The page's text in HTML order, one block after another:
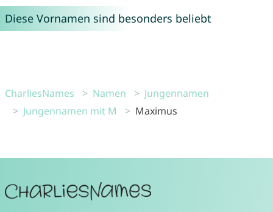
Diese Vornamen sind besonders beliebt
CharliesNames Namen
Jungennamen
Jungennamen mit M
Maximus